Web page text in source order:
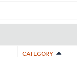
CATEGORY